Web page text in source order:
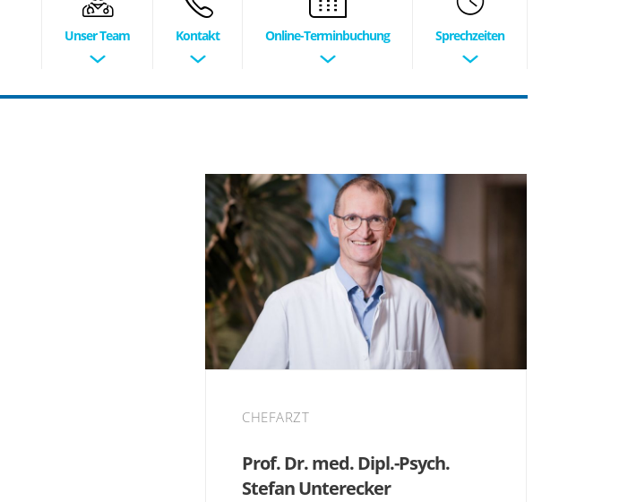
Unser Team Kontakt Online-Terminbuchung Sprechzeiten
CHEFARZT
Prof. Dr. med. Dipl.-Psych.
Stefan Unterecker